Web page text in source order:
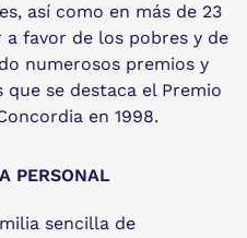
así como en más de 23
favor de los pobres y de
numerosos premios y
se destaca el Premio
en 1998.
PERSONAL
sencilla de